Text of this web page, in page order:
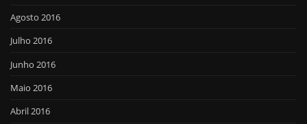
Agosto 2016
Julho 2016
Junho 2016
Maio 2016
Abril 2016